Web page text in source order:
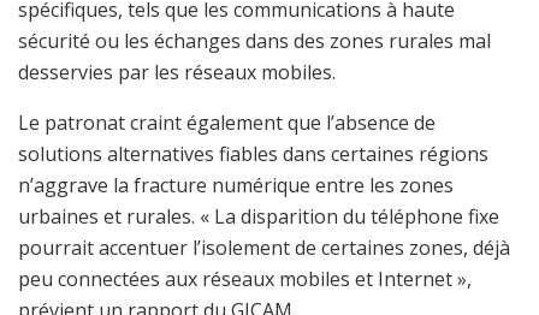
spécifiques, tels que les communications à haute
sécurité ou les échanges dans des zones rurales mal
desservies par les réseaux mobiles.
Le patronat craint également que l’absence de
solutions alternatives fiables dans certaines régions
n’aggrave la fracture numérique entre les zones
urbaines et rurales. « La disparition du téléphone fixe
pourrait accentuer l’isolement de certaines zones, déjà
peu connectées aux réseaux mobiles et Internet »,